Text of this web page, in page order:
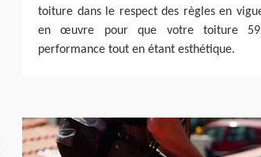
toiture dans le respect des règles en
en œuvre pour que votre toiture
performance tout en étant esthétique.